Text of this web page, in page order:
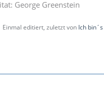
George Greenstein
Einmal editiert, zuletzt von Ich bin´s